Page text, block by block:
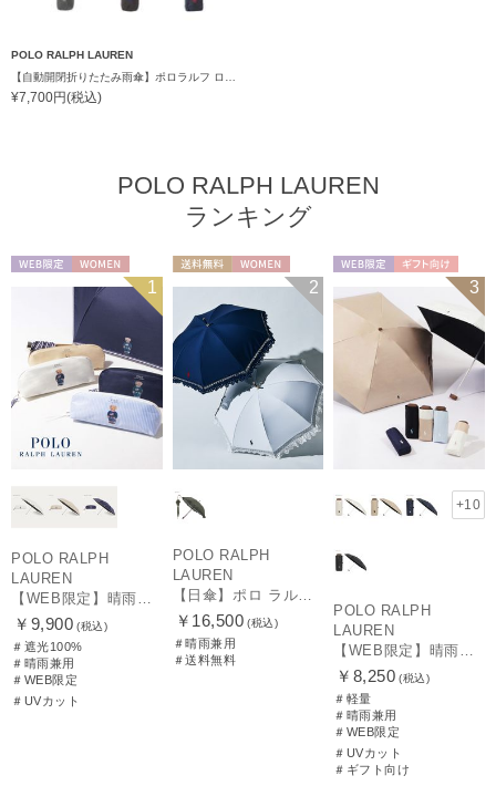
POLO RALPH LAUREN
¥7,700円(税込)
POLO RALPH LAUREN
ランキング
1
POLO RALPH
LAUREN
【WEB限定】晴雨兼用折りたたみ日傘 ポロ ラルフ ローレン（POLO RALPH LAUREN）ワンポイントベア 遮光100 UV100
￥9,900 (税込)
＃遮光100%
＃晴雨兼用
＃WEB限定
＃UVカット
2
POLO RALPH
LAUREN
【日傘】ポロ ラルフ ローレン(POLO RALPH LAUREN)エンブフリル 長傘 【公式ムーンバット】 遮光 遮熱 UV 晴雨兼用
￥16,500 (税込)
＃晴雨兼用
＃送料無料
ギフト向け
UNISEX
3
+10
POLO RALPH
LAUREN
【WEB限定】晴雨兼用折りたたみ日傘 ポロ ラルフ ローレン ポロポニー刺繍 POLO BEAR 雨の日OK 遮光100% 遮熱 簡単開閉 UV100% 晴雨兼用
￥8,250 (税込)
＃軽量
＃晴雨兼用
＃WEB限定
＃UVカット
＃ギフト向け